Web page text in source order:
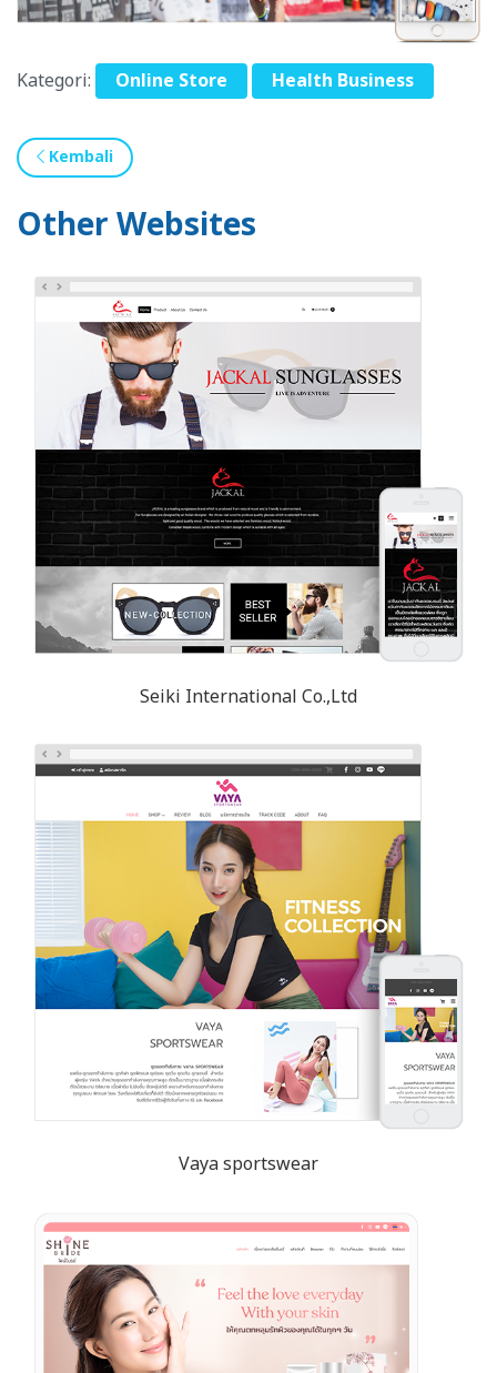
Kategori: Online Store Health Business
Kembali
Other Websites
Seiki International Co.,Ltd
Vaya sportswear